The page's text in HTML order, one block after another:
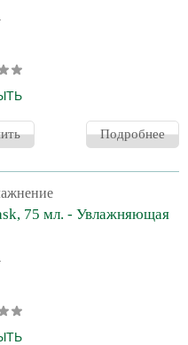
право на внесение
без
можете уточнить
заказа. Обладает
и питает кожу без
при использовании.
в состав, оказывает
Подробнее
75 мл. - Увлажняющая